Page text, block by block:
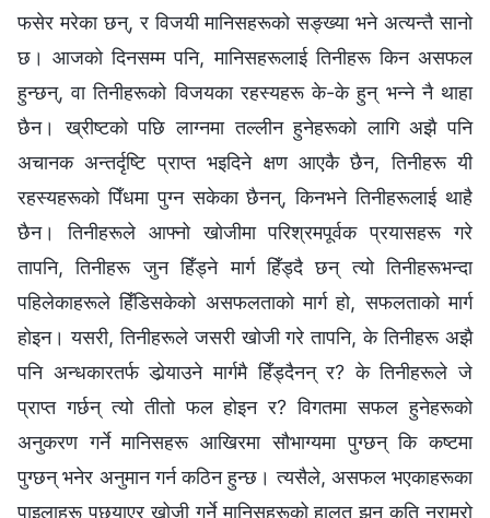
फसेर मरेका छन्, र विजयी मानिसहरूको सङ्ख्या भने अत्यन्तै सानो
छ। आजको दिनसम्‍म पनि, मानिसहरूलाई तिनीहरू किन असफल
हुन्छन्, वा तिनीहरूको विजयका रहस्यहरू के-के हुन् भन्‍ने नै थाहा
छैन। ख्रीष्‍टको पछि लाग्‍नमा तल्लीन हुनेहरूको लागि अझै पनि
अचानक अन्तर्दृष्टि प्राप्त भइदिने क्षण आएकै छैन, तिनीहरू यी
रहस्यहरूको पिँधमा पुग्‍न सकेका छैनन्, किनभने तिनीहरूलाई थाहै
छैन। तिनीहरूले आफ्नो खोजीमा परिश्रमपूर्वक प्रयासहरू गरे
तापनि, तिनीहरू जुन हिँड्ने मार्ग हिँड्दै छन् त्यो तिनीहरूभन्दा
पहिलेकाहरूले हिँडिसकेको असफलताको मार्ग हो, सफलताको मार्ग
होइन। यसरी, तिनीहरूले जसरी खोजी गरे तापनि, के तिनीहरू अझै
पनि अन्धकारतर्फ डोर्‍याउने मार्गमै हिँड्दैनन् र? के तिनीहरूले जे
प्राप्त गर्छन् त्यो तीतो फल होइन र? विगतमा सफल हुनेहरूको
अनुकरण गर्ने मानिसहरू आखिरमा सौभाग्यमा पुग्‍छन् कि कष्टमा
पुग्‍छन् भनेर अनुमान गर्न कठिन हुन्‍छ। त्यसैले, असफल भएकाहरूका
पाइलाहरू पछ्याएर खोजी गर्ने मानिसहरूको हालत झन् कति नराम्रो